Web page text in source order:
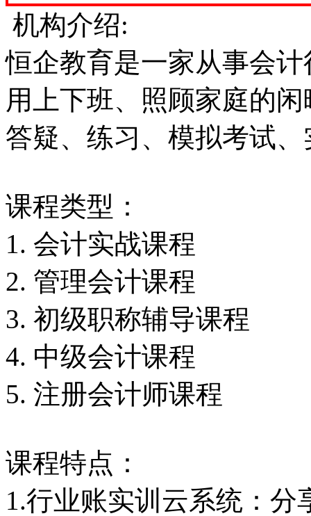
机构介绍:
恒企教育是一家从事会
用上下班、照顾家庭的
答疑、练习、模拟考试、
课程类型：
1. 会计实战课程
2. 管理会计课程
3. 初级职称辅导课程
4. 中级会计课程
5. 注册会计师课程
课程特点：
1.行业账实训云系统：